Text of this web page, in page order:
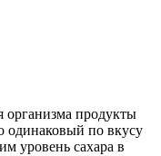
организма продукты
одинаковый по вкусу
уровень сахара в